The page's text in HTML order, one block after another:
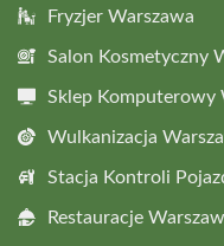
Fryzjer Warszawa
Salon Kosmetyczny
Sklep Komputerowy
Wulkanizacja
Stacja Kontroli
Restauracje